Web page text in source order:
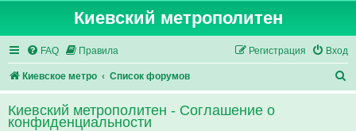
Киевский метрополитен
FAQ Правила Вход
Регистрация
Киевское метро Список форумов
о
Киевский метрополитен - Соглашение о
конфиденциальности